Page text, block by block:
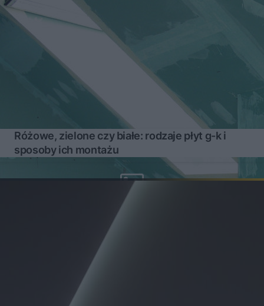
Różowe, zielone czy białe: rodzaje płyt g-k i
sposoby ich montażu